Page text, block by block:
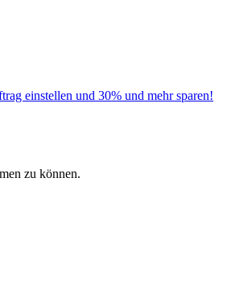
einstellen und 30% und mehr sparen!
zu können.